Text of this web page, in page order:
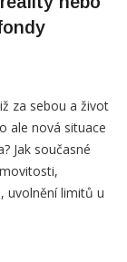
za sebou a život
Jak současné
limitů u
a chování